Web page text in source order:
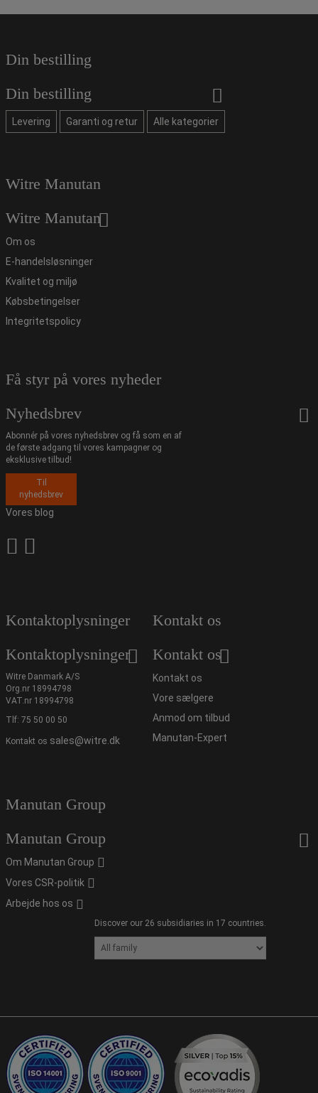
Din bestilling
Din bestilling
Levering Garanti og retur Alle kategorier
Witre Manutan
Witre Manutan
Om os
E-handelsløsninger
Kvalitet og miljø
Købsbetingelser
Integritetspolicy
Få styr på vores nyheder
Nyhedsbrev
Abonnér på vores nyhedsbrev og få som en af
de første adgang til vores kampagner og
eksklusive tilbud!
Til
nyhedsbrev
Vores blog
Kontaktoplysninger
Kontaktoplysninger
Witre Danmark A/S
Org.nr 18994798
VAT.nr 18994798
Tlf: 75 50 00 50
Kontakt os sales@witre.dk
Kontakt os
Kontakt os
Kontakt os
Vore sælgere
Anmod om tilbud
Manutan-Expert
Manutan Group
Manutan Group
Om Manutan Group
Vores CSR-politik
Arbejde hos os
Discover our 26 subsidiaries in 17 countries.